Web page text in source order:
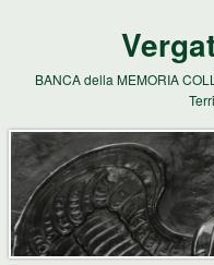
BANCA della MEMORIA